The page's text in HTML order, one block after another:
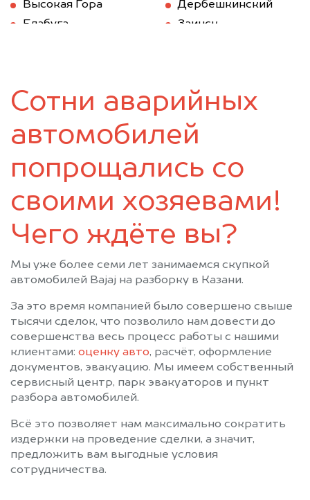
Высокая Гора
Дербешкинский
Елабуга
Заинск
Кукмор
Лаишево
Мамадыш
Менделеевск
Мензелинск
Муслюмово
Набережные Челны
Нижнекамск
Новошешминск
Нурлат
Пестрецы
Старое Дрожжаное
Тетюши
Сотни аварийных
автомобилей
попрощались со
своими хозяевами!
Чего ждёте вы?
Мы уже более семи лет занимаемся скупкой
автомобилей Bajaj на разборку в Казани.
За это время компанией было совершено свыше
тысячи сделок, что позволило нам довести до
совершенства весь процесс работы с нашими
клиентами: оценку авто, расчёт, оформление
документов, эвакуацию. Мы имеем собственный
сервисный центр, парк эвакуаторов и пункт
разбора автомобилей.
Всё это позволяет нам максимально сократить
издержки на проведение сделки, а значит,
предложить вам выгодные условия
сотрудничества.